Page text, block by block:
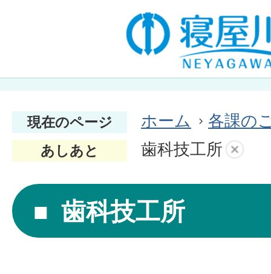
現在のページ ホーム 各課の
あしあと 歯科技工所
歯科技工所